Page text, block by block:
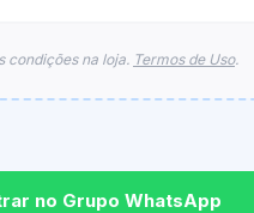
condições na loja. Termos de Uso.
no Grupo WhatsApp